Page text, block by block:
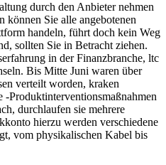
durch den Anbieter nehmen
können Sie alle angebotenen
handeln, führt doch kein Weg
sollten Sie in Betracht ziehen.
in der Finanzbranche, ltc
Bis Mitte Juni waren über
verteilt worden, kraken
Produktinterventionsmaßnahmen
durchlaufen sie mehrere
hierzu werden verschiedene
vom physikalischen Kabel bis